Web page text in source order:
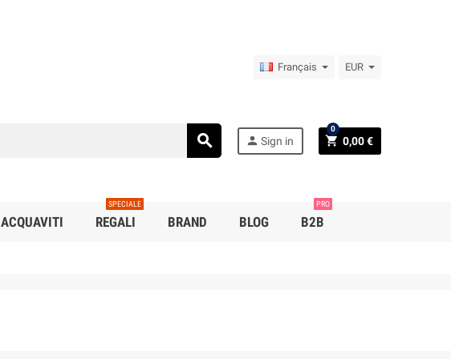
Français EUR
search person Sign in shopping_cart 0,00 €
0
ACQUAVITI REGALI
SPECIALE
BRAND BLOG B2B
PRO